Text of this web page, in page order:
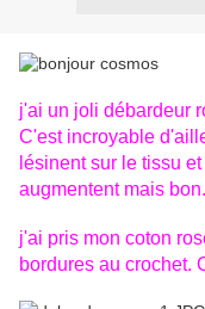
j'ai un joli débardeur
C'est incroyable
lésinent sur le tissu
augmentent mais
j'ai pris mon coton
bordures au crochet.